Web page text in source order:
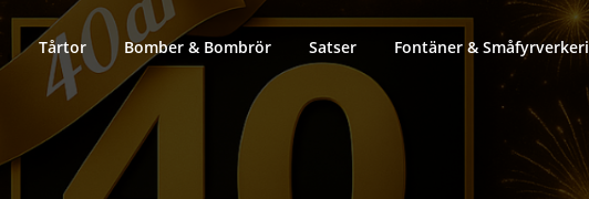
Tårtor Bomber & Bombrör Satser Fontäner & Småfyrverkeri